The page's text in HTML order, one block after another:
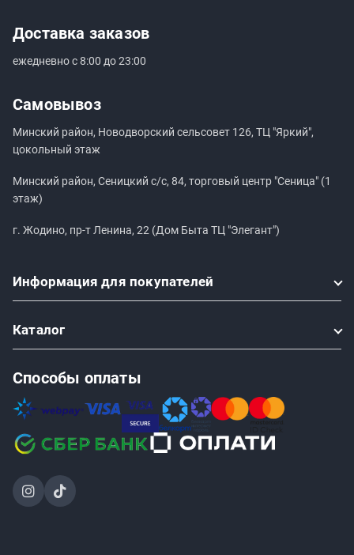
Доставка заказов
ежедневно с 8:00 до 23:00
Самовывоз
Минский район, Новодворский сельсовет 126, ТЦ "Яркий",
цокольный этаж
Минский район, Сеницкий с/с, 84, торговый центр "Сеница" (1
этаж)
г. Жодино, пр-т Ленина, 22 (Дом Быта ТЦ "Элегант")
Информация для покупателей
Каталог
Способы оплаты